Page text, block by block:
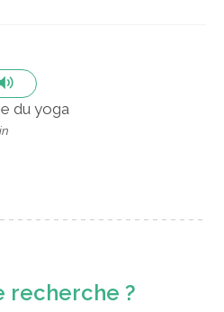
du yoga
recherche ?